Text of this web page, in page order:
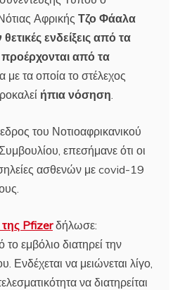
Αφρικής Τζο Φάαλα
ενδείξεις από τα
από τα
με τα οποία το στέλεχος
ήπια νόσηση
του Νοτιοαφρικανικού
επεσήμανε ότι οι
ασθενών με covid-19
Pfizerδήλωσε:
εμβόλιο διατηρεί την
Ενδέχεται να μειώνεται λίγο,
να διατηρείται